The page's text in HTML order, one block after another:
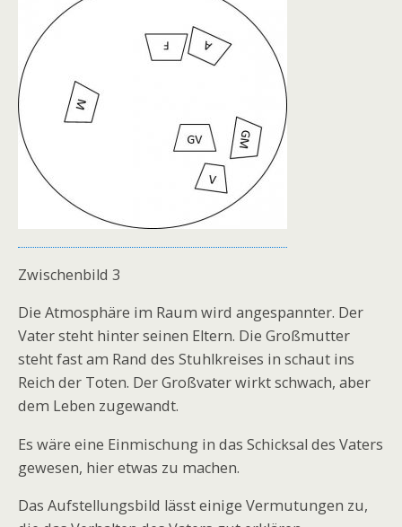
Zwischenbild 3
Die Atmosphäre im Raum wird angespannter. Der
Vater steht hinter seinen Eltern. Die Großmutter
steht fast am Rand des Stuhlkreises in schaut ins
Reich der Toten. Der Großvater wirkt schwach, aber
dem Leben zugewandt.
Es wäre eine Einmischung in das Schicksal des Vaters
gewesen, hier etwas zu machen.
Das Aufstellungsbild lässt einige Vermutungen zu,